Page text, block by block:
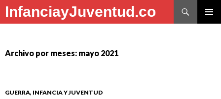
InfanciayJuventud.co
Buscar
Archivo por meses: mayo 2021
GUERRA, INFANCIA Y JUVENTUD